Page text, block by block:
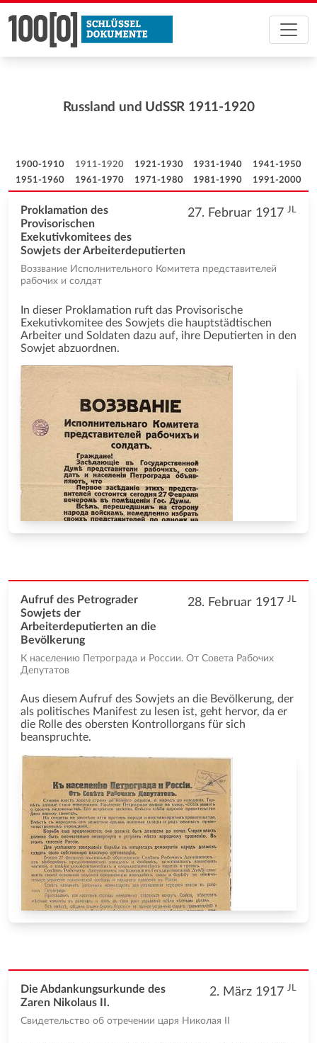
Russland und UdSSR 1911-1920
1900-1910 1911-1920 1921-1930 1931-1940
1941-1950
1951-1960
1961-1970 1971-1980 1981-1990 1991-2000
27. Februar 1917JL
Proklamation des
Provisorischen
Exekutivkomitees des
Sowjets der Arbeiterdeputierten
Воззвание Исполнительного Комитета представителей
рабочих и солдат
In dieser Proklamation ruft das Provisorische
Exekutivkomitee des Sowjets die hauptstädtischen
Arbeiter und Soldaten dazu auf, ihre Deputierten in den
Sowjet abzuordnen.
28. Februar 1917JL
Aufruf des Petrograder
Sowjets der
Arbeiterdeputierten an die
Bevölkerung
К населению Петрограда и России. От Совета Рабочих
Депутатов
Aus diesem Aufruf des Sowjets an die Bevölkerung, der
als politisches Manifest zu lesen ist, geht hervor, da er
die Rolle des obersten Kontrollorgans für sich
beanspruchte.
2. März 1917JL
Die Abdankungsurkunde des
Zaren Nikolaus II.
Свидетельство об отречении царя Николая II